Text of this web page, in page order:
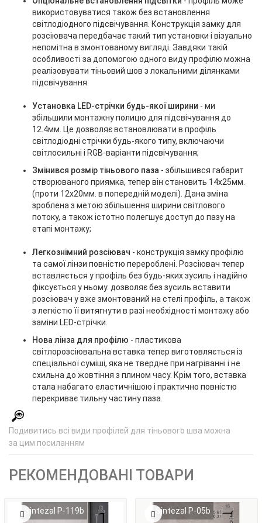
використовуватися також без встановлення
світлодіодного підсвічування. Конструкція замку для
розсіювача передбачає такий тип установки і візуально
непомітна в змонтованому вигляді. Завдяки такій
особливості за допомогою одного виду профілю можна
реалізовувати тіньовий шов з локальними ділянками
підсвічування.
Установка LED-стрічки будь-якої ширини - ми
збільшили монтажну полицю для підсвічування до
12.4мм. Це дозволяє встановлювати в профіль
світлодіодні стрічки будь-якого типу, включаючи
світлосильні і RGB-варіанти підсвічування;
Змінився розмір тіньового паза - збільшився габарит
створюваного приямка, тепер він становить 14х25мм.
(проти 12х20мм. в попередній моделі). Дана зміна
зроблена з метою збільшення ширини світлового
потоку, а також істотно полегшує доступ до пазу на
етапі монтажу;
Легкознімний розсіювач - конструкція замку профілю
та самої лінзи повністю перероблені. Розсіювач тепер
вставляється у профіль без будь-яких зусиль і надійно
фіксується у ньому. дозволяє без зусиль вставити
розсіювач у вже змонтований на стелі профіль, а також
з легкістю її витягнути в разі необхідності монтажу або
заміни LED-стрічки.
Нова лінза для профілю - пластикова
світлорозсіювальна вставка тепер виготовляється із
спеціальної суміші, яка не твердне при нагріванні і не
схильна до жовтіння з плином часу. Крім того, вставка
стала набагато еластичнішою і практично повністю
перекриває тильну частину паза.
Подивитись всі види профілей для тіньового шва можна
за цим посиланням
РЕКОМЕНДОВАНІ ТОВАРИ
Sintezal P-119b Sintezal P-05b